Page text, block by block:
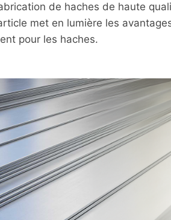
de haches de haute
met en lumière les
pour les haches.